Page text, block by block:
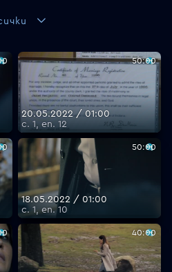
50:00
20.05.2022 / 01:00
с. 1, еп. 12
50:00
18.05.2022 / 01:00
с. 1, еп. 10
40:00